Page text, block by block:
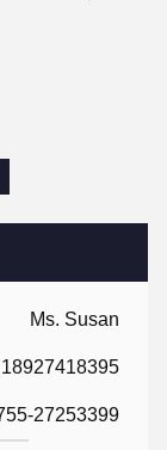
Ms. Susan
27253399